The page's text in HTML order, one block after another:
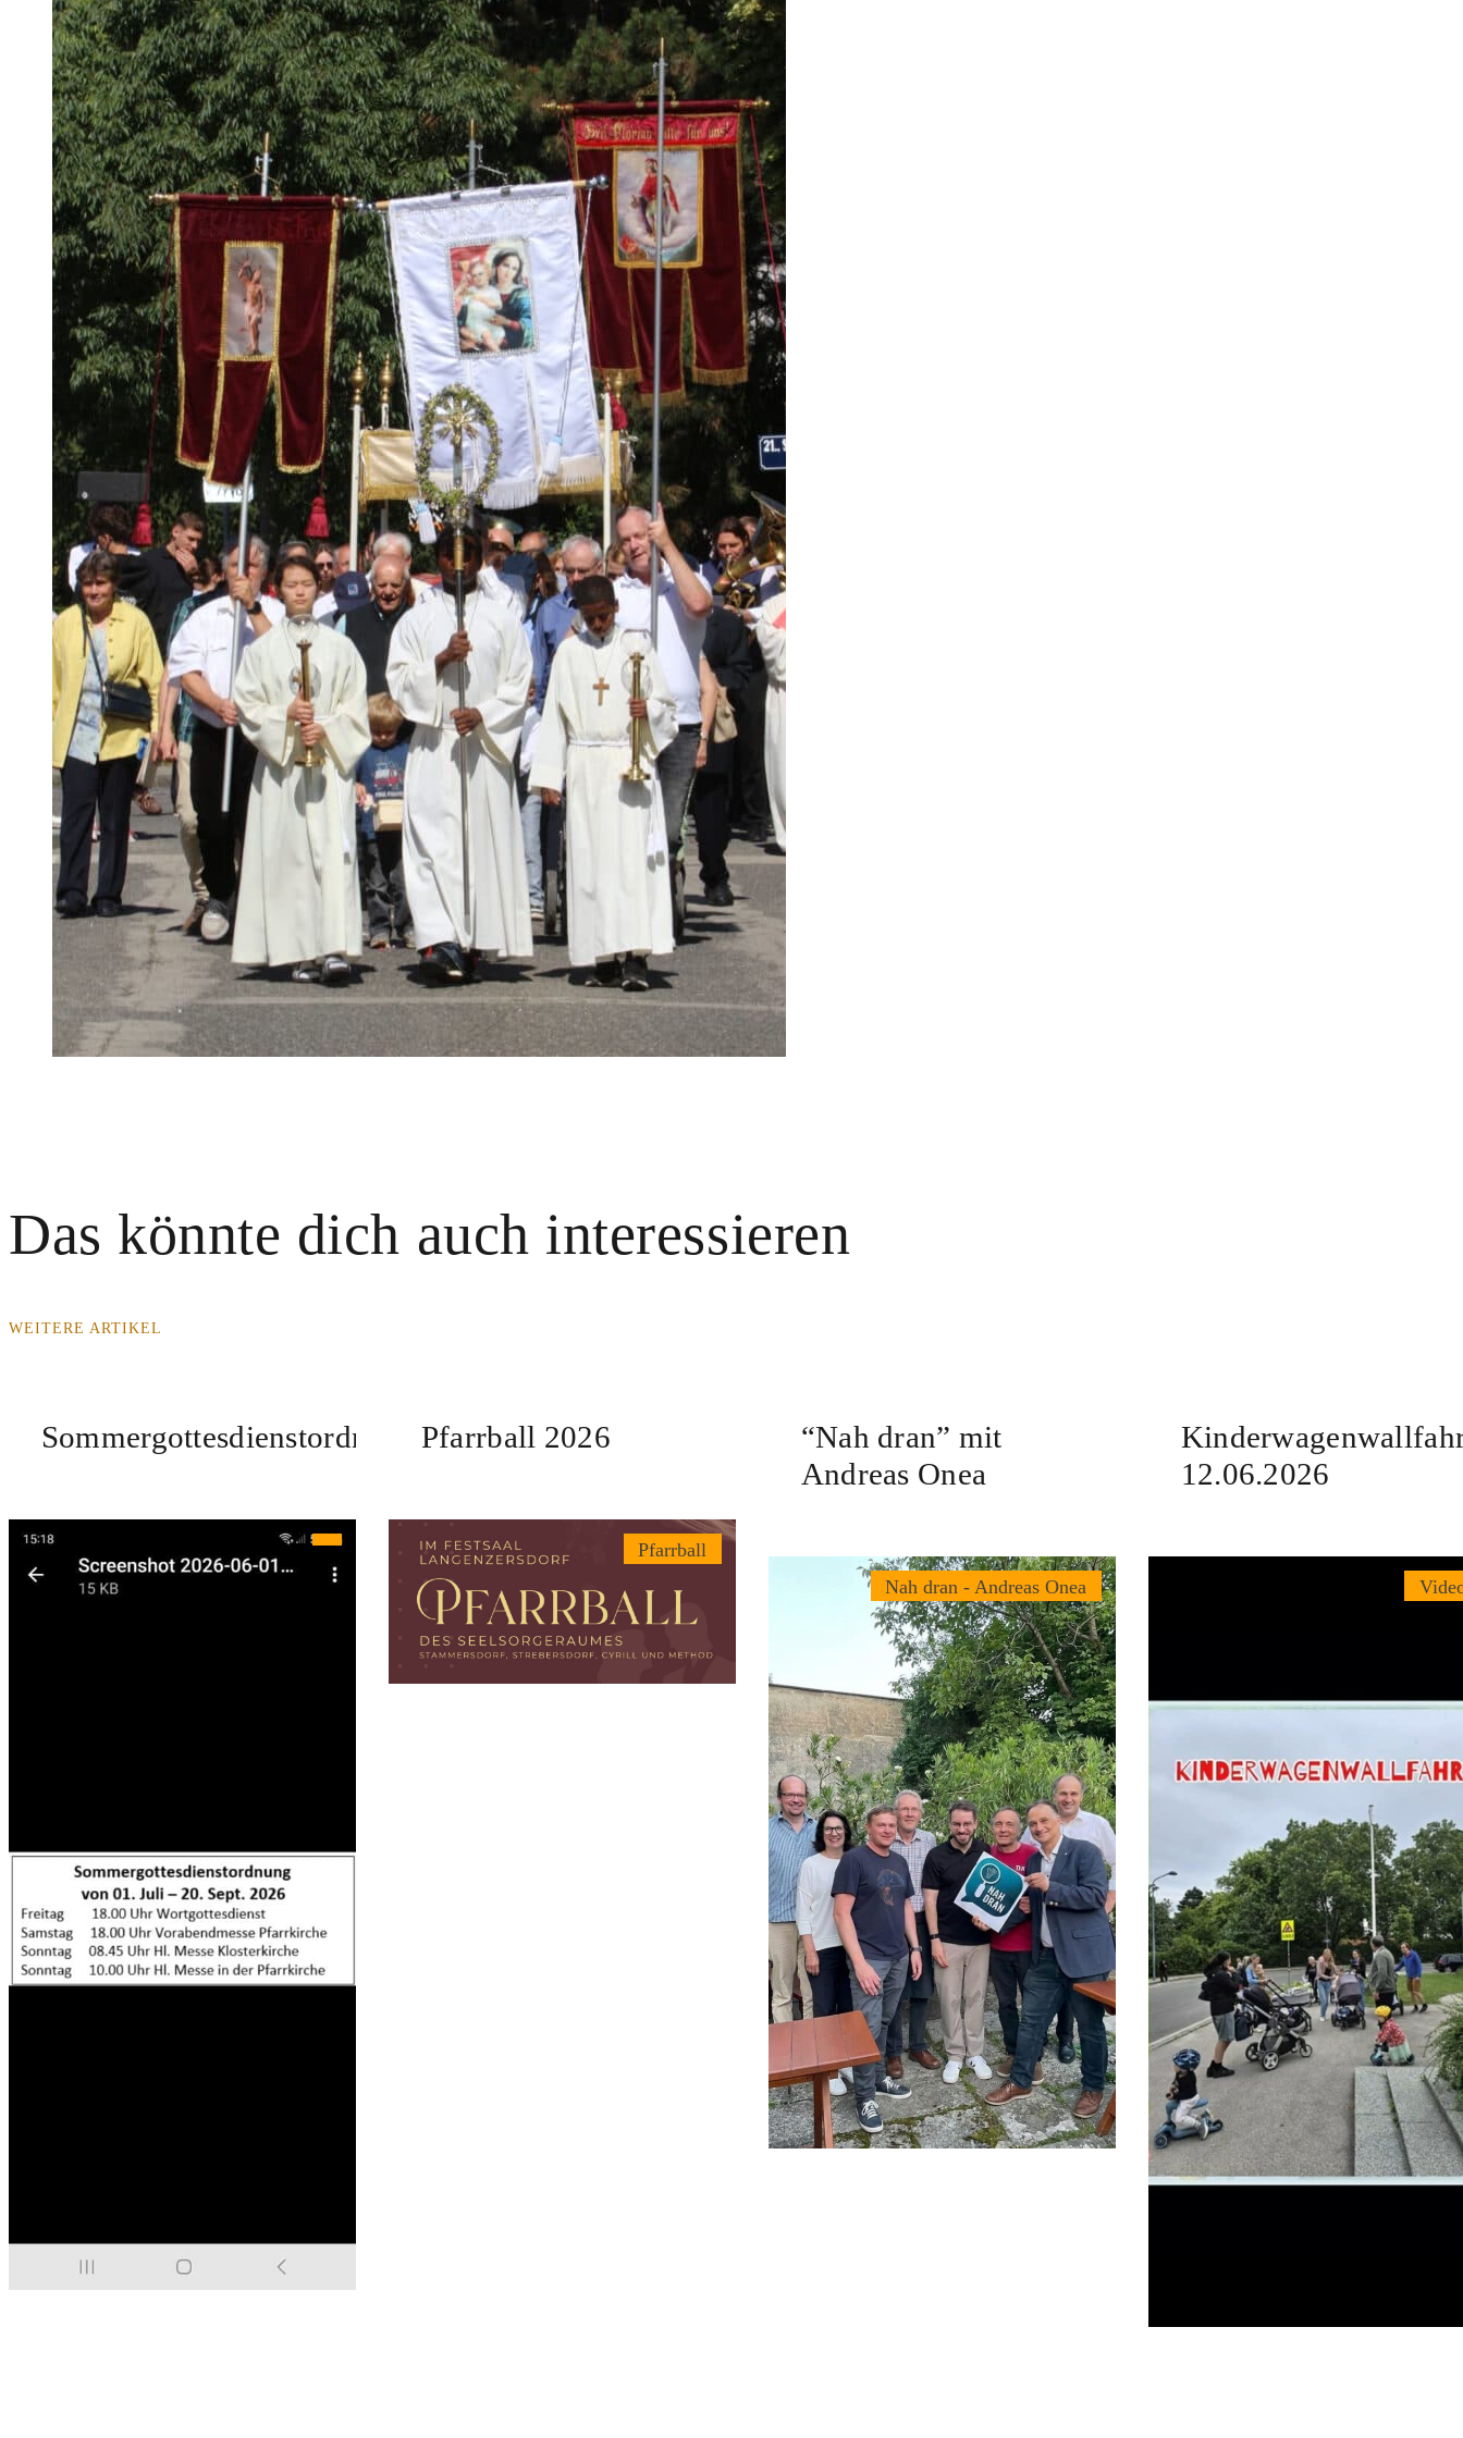
Das könnte dich auch interessieren
WEITERE ARTIKEL
Sommergottesdienstordnung Pfarrball 2026
Pfarrball
“Nah dran” mit
Andreas Onea
Nah dran - Andreas Onea
12.06.2026